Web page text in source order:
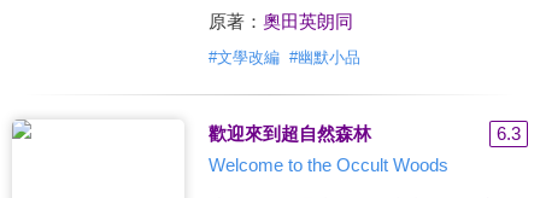
原著： 奧田英朗同
#文學改編 #幽默小品
歡迎來到超自然森林
6.3
Welcome to the Occult Woods